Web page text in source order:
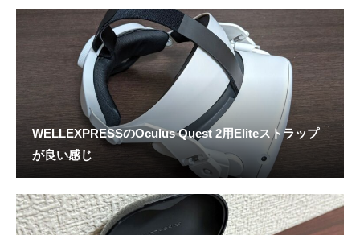
WELLEXPRESSのOculus Quest 2用Eliteストラップ
が良い感じ